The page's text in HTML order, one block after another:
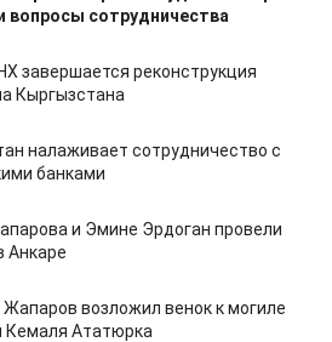
вопросы сотрудничества
завершается реконструкция
Кыргызстана
налаживает сотрудничество с
банками
и Эмине Эрдоган провели
Анкаре
возложил венок к могиле
Ататюрка